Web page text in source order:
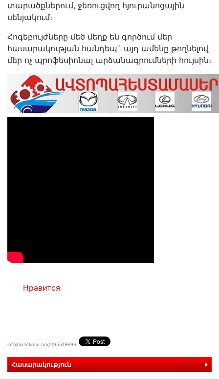
տարածքներում, ջեռուցվող հյուրանոցային
սենյակում։
Հոգեբույժները մեծ մեղք են գործում մեր
հասարակության հանդեպ` այդ ամենը թողնելով
մեր ոչ պրոֆեսիոնալ արձանագրումների հույսին։
Нравится
info@asekose.am/095519696
Հասարակություն ավելին